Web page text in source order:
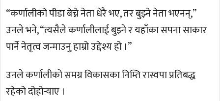
“कर्णालीको पीडा बेच्ने नेता धेरै भए, तर बुझ्ने नेता भएनन्,”
उनले भने, “त्यसैले कर्णालीलाई बुझ्ने र यहाँका सपना साकार
पार्ने नेतृत्व जन्माउनु हाम्रो उद्देश्य हो ।”
उनले कर्णालीको समग्र विकासका निम्ति रास्वपा प्रतिबद्ध
रहेको दोहोर्‍याए ।